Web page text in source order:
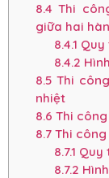
8.4 Thi
giữa hai
8.4.1 Quy
8.4.2
8.5Thi
nhiệt
8.6 Thi
8.7Thi công
8.7.1 Quy
8.7.2